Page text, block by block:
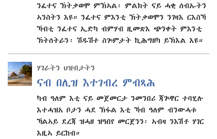
ንፈተና ኽትቃወሞ ምኽኣል፡ ምልክት ናይ ሓቂ ሰብኡትን
ኣንስትን እዩ። ንፈተና ምእንቲ ኽትቃወሞን ንገዛእ ርእስኻ
ኻብቲ ንፈተና ኢድካ ብምሃብ ዚመጽእ ጭንቀት ምእንቲ
ኽትሰትራን፡ ሽዱሽተ ስጕምታት ኪሕግዘካ ይኽእል እዩ።
ሃገራትን ህዝብታትን
ናብ በሊዝ እተገብረ ምብጻሕ
ካብ ዓለም እቲ ናይ መጀመርታ ንመንበሪ ጃጕዋር ተባሂሉ
እተሓዝአ ቦታን ሓደ ኽፋል እቲ ኻብ ዓለም ብንውሓቱ
ኻልኣይ ደረጃ ዝሓዘ ዝዓበየ መርጀንን፡ ኣብዛ ንእሽቶ ሃገር
እዚኣ ይርከብ።